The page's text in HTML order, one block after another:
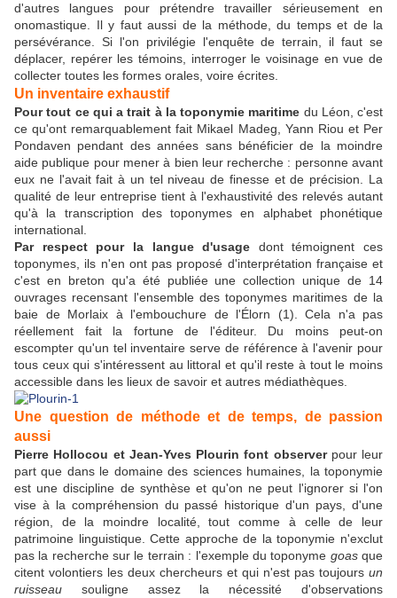
d'autres langues pour prétendre travailler sérieusement en
onomastique. Il y faut aussi de la méthode, du temps et de la
persévérance. Si l'on privilégie l'enquête de terrain, il faut se
déplacer, repérer les témoins, interroger le voisinage en vue de
collecter toutes les formes orales, voire écrites.
Un inventaire exhaustif
Pour tout ce qui a trait à la toponymie maritime du Léon, c'est
ce qu'ont remarquablement fait Mikael Madeg, Yann Riou et Per
Pondaven pendant des années sans bénéficier de la moindre
aide publique pour mener à bien leur recherche : personne avant
eux ne l'avait fait à un tel niveau de finesse et de précision. La
qualité de leur entreprise tient à l'exhaustivité des relevés autant
qu'à la transcription des toponymes en alphabet phonétique
international.
Par respect pour la langue d'usage dont témoignent ces
toponymes, ils n'en ont pas proposé d'interprétation française et
c'est en breton qu'a été publiée une collection unique de 14
ouvrages recensant l'ensemble des toponymes maritimes de la
baie de Morlaix à l'embouchure de l'Élorn (1). Cela n'a pas
réellement fait la fortune de l'éditeur. Du moins peut-on
escompter qu'un tel inventaire serve de référence à l'avenir pour
tous ceux qui s'intéressent au littoral et qu'il reste à tout le moins
accessible dans les lieux de savoir et autres médiathèques.
Une question de méthode et de temps, de passion
aussi
Pierre Hollocou et Jean-Yves Plourin font observerpour leur
part que dans le domaine des sciences humaines, la toponymie
est une discipline de synthèse et qu'on ne peut l'ignorer si l'on
vise à la compréhension du passé historique d'un pays, d'une
région, de la moindre localité, tout comme à celle de leur
patrimoine linguistique. Cette approche de la toponymie n'exclut
pas la recherche sur le terrain : l'exemple du toponyme goasque
citent volontiers les deux chercheurs et qui n'est pas toujours un
ruisseau souligne assez la nécessité d'observations